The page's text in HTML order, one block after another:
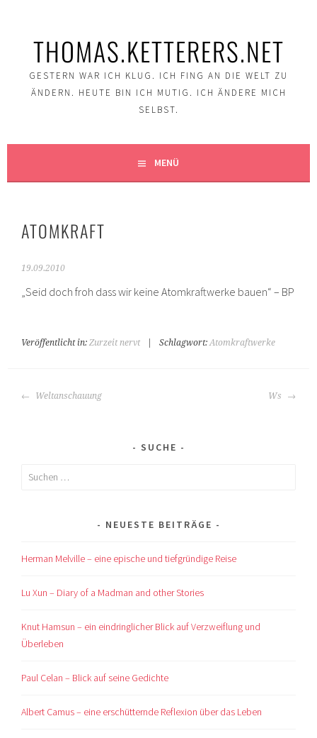
THOMAS.KETTERERS.NET
GESTERN WAR ICH KLUG. ICH FING AN DIE WELT ZU
ÄNDERN. HEUTE BIN ICH MUTIG. ICH ÄNDERE MICH
SELBST.
MENÜ
ATOMKRAFT
19.09.2010
„Seid doch froh dass wir keine Atomkraftwerke bauen“ – BP
Veröffentlicht in:Zurzeit nervt Schlagwort:Atomkraftwerke
BEITRAGS-
Weltanschauung Ws
SUCHE
Suchen
NEUESTE BEITRÄGE
Herman Melville – eine epische und tiefgründige Reise
Lu Xun – Diary of a Madman and other Stories
Knut Hamsun – ein eindringlicher Blick auf Verzweiflung und
Überleben
Paul Celan – Blick auf seine Gedichte
Albert Camus – eine erschütternde Reflexion über das Leben